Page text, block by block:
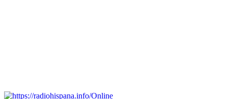
Online